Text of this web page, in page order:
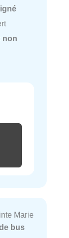
non
Marie
bus